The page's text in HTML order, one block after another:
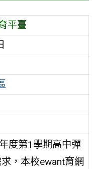
平臺
度第1學期高中彈
，本校ewant育網